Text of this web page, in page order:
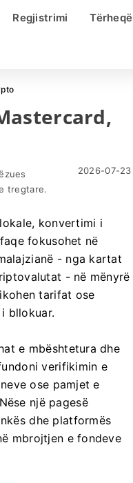
Regjistrimi Tërheqë
tregtare.
2026-07-23
konvertimi i
fokusohet në
- nga kartat
- në mënyrë
tarifat ose
bllokuar.
e mbështetura dhe
verifikimin e
ose pamjet e
një pagesë
dhe platformës
mbrojtjen e fondeve